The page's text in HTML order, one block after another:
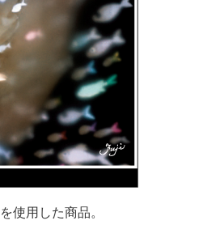
を使用した商品。